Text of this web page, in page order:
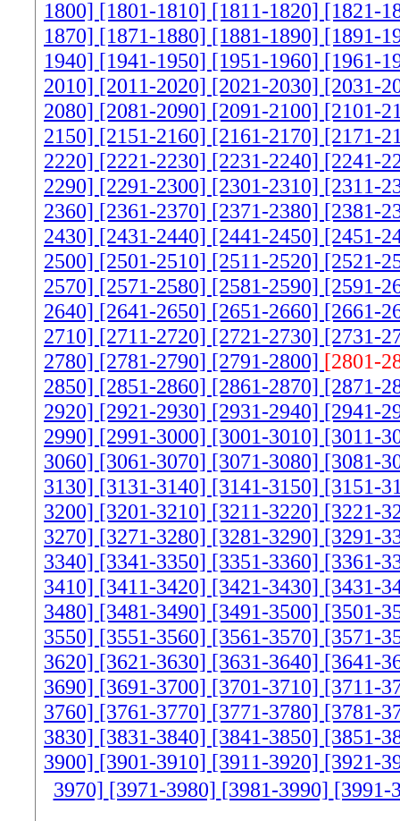
1800] [1801-1810] [1811-1820] [1821-
1870] [1871-1880] [1881-1890] [1891-
1940] [1941-1950] [1951-1960] [1961-
2010] [2011-2020] [2021-2030] [2031-
2080] [2081-2090] [2091-2100] [2101-
2150] [2151-2160] [2161-2170] [2171-
2220] [2221-2230] [2231-2240] [2241-
2290] [2291-2300] [2301-2310] [2311-
2360] [2361-2370] [2371-2380] [2381-
2430] [2431-2440] [2441-2450] [2451-
2500] [2501-2510] [2511-2520] [2521-
2570] [2571-2580] [2581-2590] [2591-
2640] [2641-2650] [2651-2660] [2661-
2710] [2711-2720] [2721-2730] [2731-
2780] [2781-2790] [2791-2800] [2801-
2850] [2851-2860] [2861-2870] [2871-
2920] [2921-2930] [2931-2940] [2941-
2990] [2991-3000] [3001-3010] [3011-
3060] [3061-3070] [3071-3080] [3081-
3130] [3131-3140] [3141-3150] [3151-
3200] [3201-3210] [3211-3220] [3221-
3270] [3271-3280] [3281-3290] [3291-
3340] [3341-3350] [3351-3360] [3361-
3410] [3411-3420] [3421-3430] [3431-
3480] [3481-3490] [3491-3500] [3501-
3550] [3551-3560] [3561-3570] [3571-
3620] [3621-3630] [3631-3640] [3641-
3690] [3691-3700] [3701-3710] [3711-
3760] [3761-3770] [3771-3780] [3781-
3830] [3831-3840] [3841-3850] [3851-
3900] [3901-3910] [3911-3920] [3921-
3970] [3971-3980] [3981-3990] [3991-